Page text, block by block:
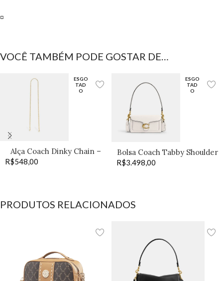
▫️
VOCÊ TAMBÉM PODE GOSTAR DE…
ESGO
TAD
O
Alça Coach Dinky Chain –
R$548,00
ESGO
TAD
O
Bolsa Coach Tabby Shoulder
R$3.498,00
PRODUTOS RELACIONADOS